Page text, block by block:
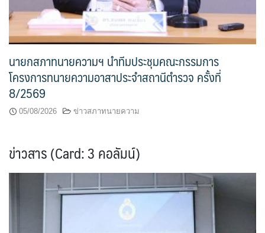
นายกสภาทนายความฯ นำทีมประชุมคณะกรรมการ
โครงการทนายความอาสาประจำสถานีตำรวจ ครั้งที่
8/2569
05/08/2026 ข่าวสภาทนายความ
ข่าวสาร (Card: 3 คอลัมน์)